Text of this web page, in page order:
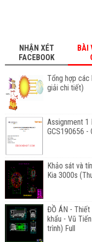
NHẬN XÉT
FACEBOOK
BÀI
Tổng hợp các
giải chi tiết)
Assignment 1
GCS190656 -
Khảo sát và
Kia 3000s
ĐỒ ÁN -
khẩu - Vũ
trình) Full